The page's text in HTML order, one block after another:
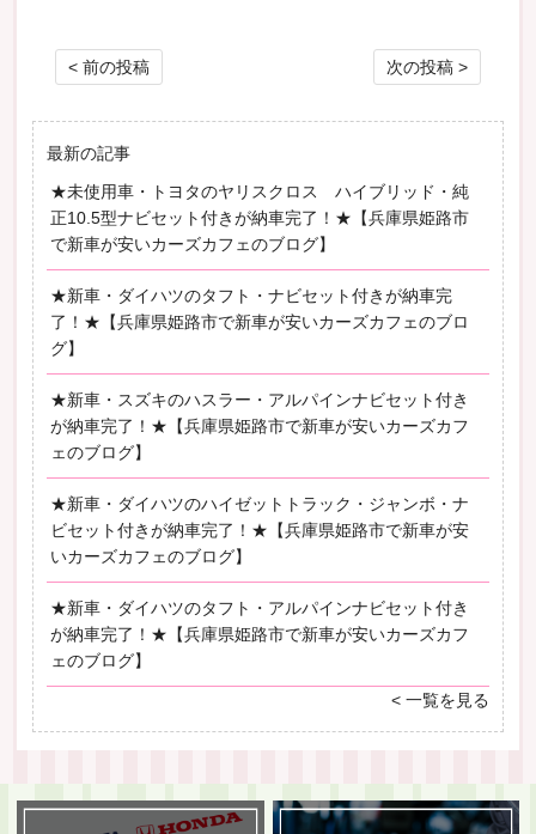
投稿ナビゲーション
< 前の投稿 次の投稿 >
最新の記事
★未使用車・トヨタのヤリスクロス ハイブリッド・純
正10.5型ナビセット付きが納車完了！★【兵庫県姫路市
で新車が安いカーズカフェのブログ】
★新車・ダイハツのタフト・ナビセット付きが納車完
了！★【兵庫県姫路市で新車が安いカーズカフェのブロ
グ】
★新車・スズキのハスラー・アルパインナビセット付き
が納車完了！★【兵庫県姫路市で新車が安いカーズカフ
ェのブログ】
★新車・ダイハツのハイゼットトラック・ジャンボ・ナ
ビセット付きが納車完了！★【兵庫県姫路市で新車が安
いカーズカフェのブログ】
★新車・ダイハツのタフト・アルパインナビセット付き
が納車完了！★【兵庫県姫路市で新車が安いカーズカフ
ェのブログ】
< 一覧を見る